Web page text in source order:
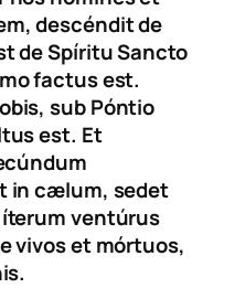
descéndit de
de Spíritu Sancto
factus est.
sub Póntio
est. Et
in cælum, sedet
ventúrus
vivos et mórtuos,